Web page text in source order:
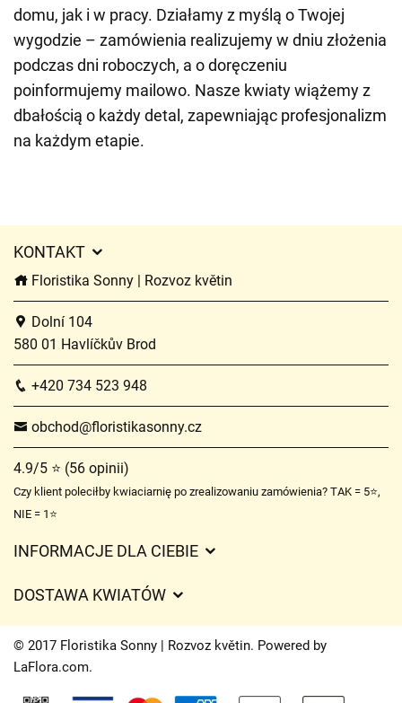
domu, jak i w pracy. Działamy z myślą o Twojej
wygodzie – zamówienia realizujemy w dniu złożenia
podczas dni roboczych, a o doręczeniu
poinformujemy mailowo. Nasze kwiaty wiążemy z
dbałością o każdy detal, zapewniając profesjonalizm
na każdym etapie.
KONTAKT
Floristika Sonny | Rozvoz květin
Dolní 104
580 01 Havlíčkův Brod
+420 734 523 948
obchod@floristikasonny.cz
4.9/5 ⭐ (56 opinii)
Czy klient poleciłby kwiaciarnię po zrealizowaniu zamówienia? TAK = 5⭐,
NIE = 1⭐
INFORMACJE DLA CIEBIE
Czasy dostawy kwiatów – przegląd możliwości
DOSTAWA KWIATÓW
Opłaty za dostawę
Gdzie dostarczamy kwiaty
© 2017 Floristika Sonny | Rozvoz květin. Powered by
LaFlora.com.